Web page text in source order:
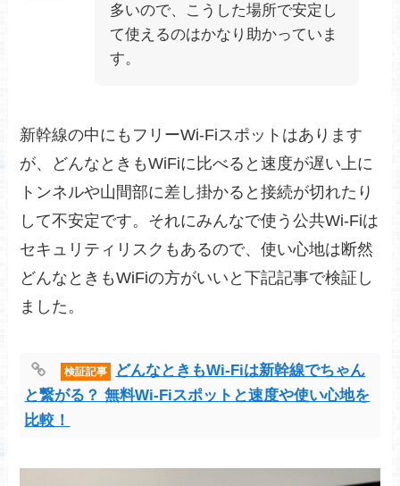
多いので、こうした場所で安定し
て使えるのはかなり助かっていま
す。
新幹線の中にもフリーWi-Fiスポットはあります
が、どんなときもWiFiに比べると速度が遅い上に
トンネルや山間部に差し掛かると接続が切れたり
して不安定です。それにみんなで使う公共Wi-Fiは
セキュリティリスクもあるので、使い心地は断然
どんなときもWiFiの方がいいと下記記事で検証し
ました。
検証記事
どんなときもWi-Fiは新幹線でちゃん
と繋がる？ 無料Wi-Fiスポットと速度や使い心地を
比較！